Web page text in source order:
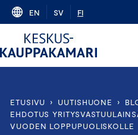
Skip
content
EN SV FI
ETUSIVU › UUTISHUONE ›
EHDOTUS
VUODEN LOPPUPUOLISKOLLE